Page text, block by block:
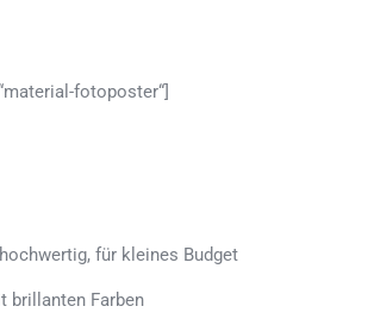
fotoposter“]
für kleines Budget
brillanten Farben